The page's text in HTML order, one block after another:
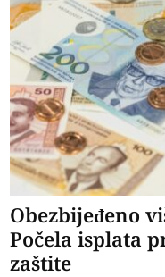
Obezbijeđeno
Počela isplata
zaštite